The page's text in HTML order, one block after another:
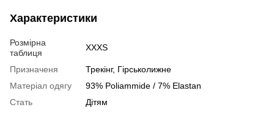
Характеристики
Розмірна
таблиця
XXXS
Призначеня
Трекінг, Гірськолижне
Матеріал одягу
93% Poliammide / 7% Elastan
Стать
Дітям